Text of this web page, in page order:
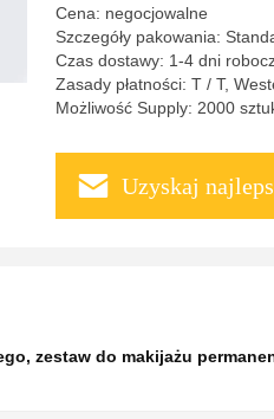
Cena: negocjowalne
Szczegóły pakowania:
Czas dostawy: 1-4 dni
Zasady płatności: T / T,
Możliwość Supply: 2000
Uzyskaj
, zestaw do makijażu